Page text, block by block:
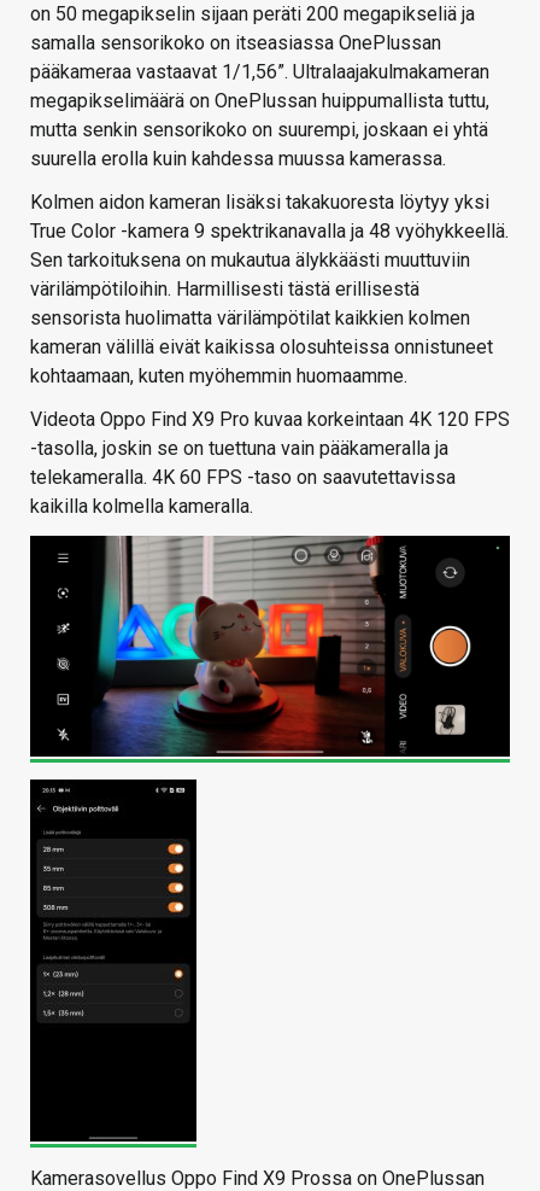
on 50 megapikselin sijaan peräti 200 megapikseliä ja
samalla sensorikoko on itseasiassa OnePlussan
pääkameraa vastaavat 1/1,56”. Ultralaajakulmakameran
megapikselimäärä on OnePlussan huippumallista tuttu,
mutta senkin sensorikoko on suurempi, joskaan ei yhtä
suurella erolla kuin kahdessa muussa kamerassa.
Kolmen aidon kameran lisäksi takakuoresta löytyy yksi
True Color -kamera 9 spektrikanavalla ja 48 vyöhykkeellä.
Sen tarkoituksena on mukautua älykkäästi muuttuviin
värilämpötiloihin. Harmillisesti tästä erillisestä
sensorista huolimatta värilämpötilat kaikkien kolmen
kameran välillä eivät kaikissa olosuhteissa onnistuneet
kohtaamaan, kuten myöhemmin huomaamme.
Videota Oppo Find X9 Pro kuvaa korkeintaan 4K 120 FPS
-tasolla, joskin se on tuettuna vain pääkameralla ja
telekameralla. 4K 60 FPS -taso on saavutettavissa
kaikilla kolmella kameralla.
Kamerasovellus Oppo Find X9 Prossa on OnePlussan